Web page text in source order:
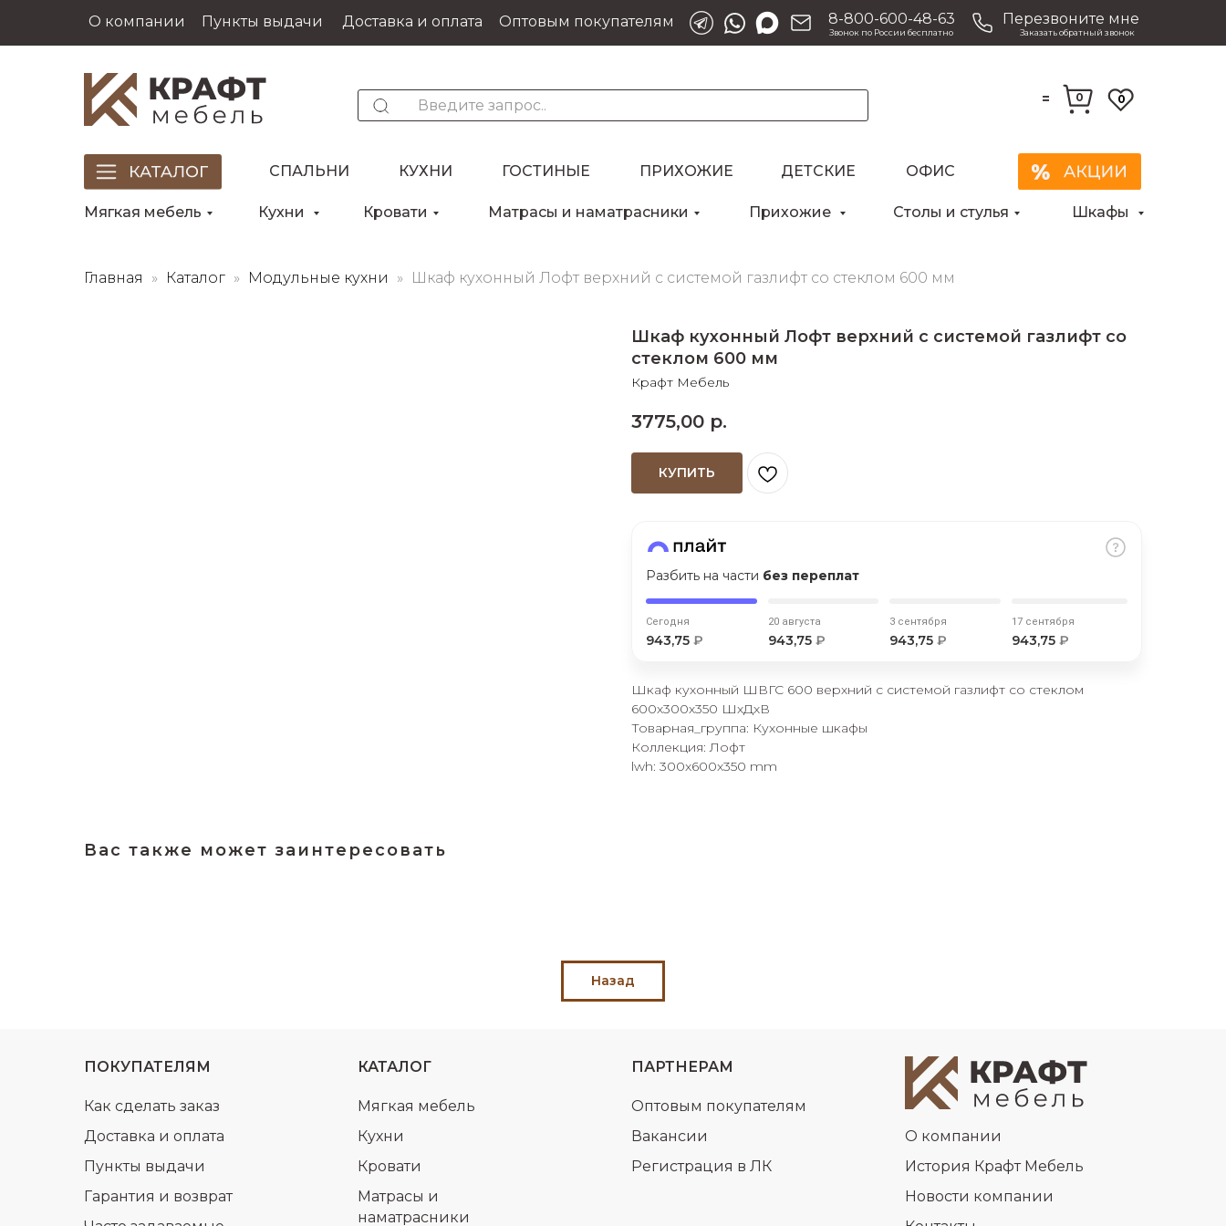
О компании Доставка и оплата Оптовым покупателям
Пункты выдачи 8-800-600-48-63
Звонок по России бесплатно
Перезвоните мне
Заказать обратный звонок
0
= 0
ДЕТСКИЕ
СПАЛЬНИ КУХНИ ГОСТИНЫЕ ПРИХОЖИЕ ОФИС
Кровати
Кухни
Мягкая мебель Прихожие Столы и стулья Шкафы
Матрасы и наматрасники
Главная Каталог Модульные кухни Шкаф кухонный Лофт верхний с системой газлифт со стеклом 600 мм
Шкаф кухонный Лофт верхний с системой газлифт со
стеклом 600 мм
Крафт Мебель
3775,00 р.
КУПИТЬ
Разбить на части без переплат
Сегодня
943,75 ₽
20 августа
943,75 ₽
3 сентября
943,75 ₽
17 сентября
943,75 ₽
Закрыть
Для клиентов всех банков
Разбейтеоплату
в корзину
Оплачивайте сегодня только
выбранный способом
Шкаф кухонный ШВГС 600 верхний с системой газлифт со стеклом
600х300х350 ШхДхВ
Товарная_группа: Кухонные шкафы
Коллекция: Лофт
lwh: 300x600x350 mm
Вас также может заинтересовать
Назад
ПАРТНЕРАМ
Регистрация в ЛК
Оптовым покупателям
Вакансии
КАТАЛОГ
Кухни
Мягкая мебель
Кровати
Матрасы и
наматрасники
ПОКУПАТЕЛЯМ
Доставка и оплата
Гарантия и возврат
Пункты выдачи
Как сделать заказ
О компании
История Крафт Мебель
Новости компании